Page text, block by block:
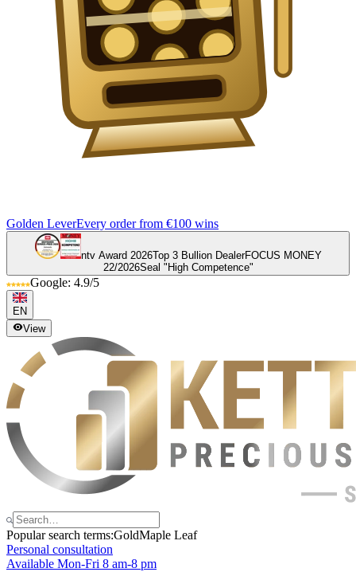
Golden LeverEvery order from €100 wins
ntv Award 2026Top 3 Bullion DealerFOCUS MONEY
22/2026Seal "High Competence"
Google: 4.9/5
EN
View
Popular search terms:GoldMaple Leaf
Personal consultation
Available Mon-Fri 8 am-8 pm